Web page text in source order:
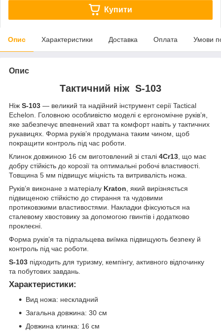
Купити
Опис Характеристики Доставка Оплата Умови
Опис
Тактичний ніж S-103
Ніж S-103 — великий та надійний інструмент серії Tactical
Echelon. Головною особливістю моделі є ергономічне руків’я,
яке забезпечує впевнений хват та комфорт навіть у тактичних
рукавицях. Форма руків’я продумана таким чином, щоб
покращити контроль під час роботи.
Клинок довжиною 16 см виготовлений зі сталі 4Cr13, що має
добру стійкість до корозії та оптимальні робочі властивості.
Товщина 5 мм підвищує міцність та витривалість ножа.
Руків’я виконане з матеріалу Kraton, який вирізняється
підвищеною стійкістю до стирання та чудовими
протиковзкими властивостями. Накладки фіксуються на
сталевому хвостовику за допомогою гвинтів і додатково
проклеєні.
Форма руків’я та підпальцева виїмка підвищують безпеку й
контроль під час роботи.
S-103 підходить для туризму, кемпінгу, активного відпочинку
та побутових завдань.
Характеристики:
Вид ножа: нескладний
Загальна довжина: 30 см
Довжина клинка: 16 см